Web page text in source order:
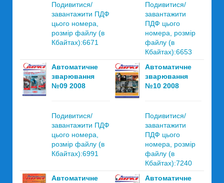
Подивитися/
завантажити ПДФ
цього номера,
розмір файлу (в
Кбайтах):6671
Подивитися/
завантажити
ПДФ цього
номера, розмір
файлу (в
Кбайтах):6653
Автоматичне
зварювання
№09 2008
Подивитися/
завантажити ПДФ
цього номера,
розмір файлу (в
Кбайтах):6991
Автоматичне
зварювання
№10 2008
Подивитися/
завантажити
ПДФ цього
номера, розмір
файлу (в
Кбайтах):7240
Автоматичне
Автоматичне